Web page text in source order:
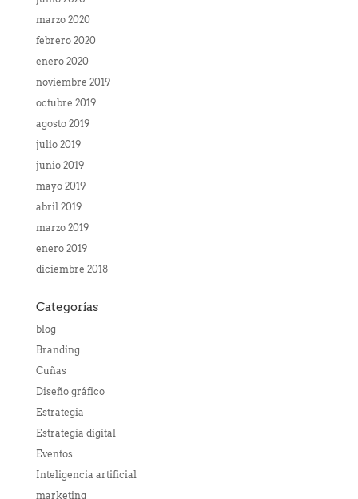
marzo 2020
febrero 2020
enero 2020
noviembre 2019
octubre 2019
agosto 2019
julio 2019
junio 2019
mayo 2019
abril 2019
marzo 2019
enero 2019
diciembre 2018
Categorías
blog
Branding
Cuñas
Diseño gráfico
Estrategia
Estrategia digital
Eventos
Inteligencia artificial
marketing